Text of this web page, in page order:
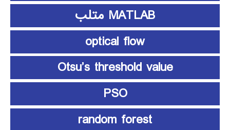
MATLAB متلب
optical flow
Otsu’s threshold value
PSO
random forest